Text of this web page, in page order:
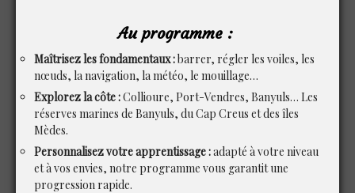
Au programme :
Maîtrisez les fondamentaux :barrer, régler les voiles, les
nœuds, la navigation, la météo, le mouillage…
Explorez la côte :Collioure, Port-Vendres, Banyuls… Les
réserves marines de Banyuls, du Cap Creus et des îles
Mèdes.
Personnalisez votre apprentissage :adapté à votre niveau
et à vos envies, notre programme vous garantit une
progression rapide.